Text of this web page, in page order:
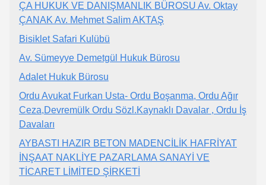
ÇA HUKUK VE DANIŞMANLIK BÜROSU Av. Oktay
ÇANAK Av. Mehmet Salim AKTAŞ
Bisiklet Safari Kulübü
Av. Sümeyye Demetgül Hukuk Bürosu
Adalet Hukuk Bürosu
Ordu Avukat Furkan Usta- Ordu Boşanma, Ordu Ağır
Ceza,Devremülk Ordu Sözl.Kaynaklı Davalar , Ordu İş
Davaları
AYBASTI HAZIR BETON MADENCİLİK HAFRİYAT
İNŞAAT NAKLİYE PAZARLAMA SANAYİ VE
TİCARET LİMİTED ŞİRKETİ